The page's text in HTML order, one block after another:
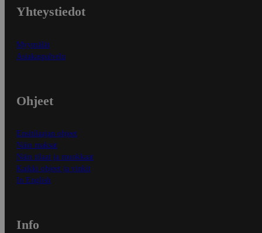
Yhteystiedot
Myymälät
Asiakaspalvelu
Ohjeet
Ensitilaajan ohjeet
Näin maksat
Näin tilaat ja muokkaat
Kaikki ohjeet ja vinkit
In English
Info